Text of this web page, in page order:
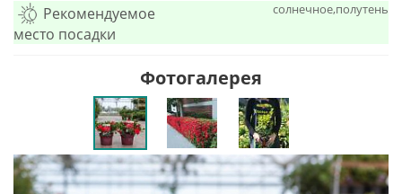
Рекомендуемое
место посадки
солнечное,полутень
Фотогалерея